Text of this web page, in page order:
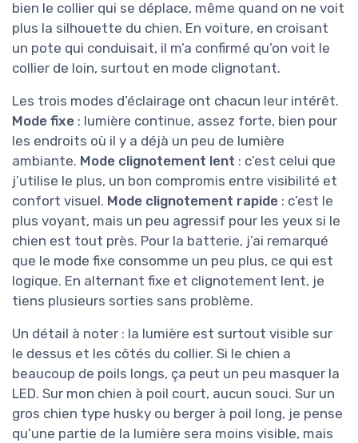
bien le collier qui se déplace, même quand on ne voit
plus la silhouette du chien. En voiture, en croisant
un pote qui conduisait, il m’a confirmé qu’on voit le
collier de loin, surtout en mode clignotant.
Les trois modes d’éclairage ont chacun leur intérêt.
Mode fixe : lumière continue, assez forte, bien pour
les endroits où il y a déjà un peu de lumière
ambiante. Mode clignotement lent : c’est celui que
j’utilise le plus, un bon compromis entre visibilité et
confort visuel. Mode clignotement rapide : c’est le
plus voyant, mais un peu agressif pour les yeux si le
chien est tout près. Pour la batterie, j’ai remarqué
que le mode fixe consomme un peu plus, ce qui est
logique. En alternant fixe et clignotement lent, je
tiens plusieurs sorties sans problème.
Un détail à noter : la lumière est surtout visible sur
le dessus et les côtés du collier. Si le chien a
beaucoup de poils longs, ça peut un peu masquer la
LED. Sur mon chien à poil court, aucun souci. Sur un
gros chien type husky ou berger à poil long, je pense
qu’une partie de la lumière sera moins visible, mais